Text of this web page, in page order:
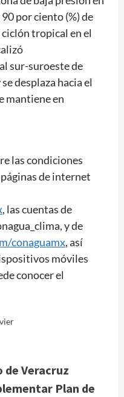
por ciento (%) de
tropical en el
sur-suroeste de
desplaza hacia el
mantiene en
las condiciones
de internet
, las cuentas de
y de
conaguamx, así
móviles
conocer el
de Veracruz
Plan de